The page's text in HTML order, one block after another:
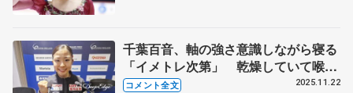
千葉百音、軸の強さ意識しながら寝る
「イメトレ次第」 乾燥していて喉の
安全も守る「自分とウイルスに勝
コメント全文 2025.11.22